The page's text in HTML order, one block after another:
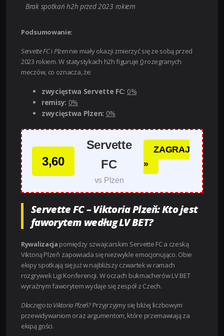
Brak spotkań h2h przed 2023 rokiem
Podsumowanie:
Servette FCi Plzennie miały okazji zmierzyć się ze sobą przed
2023 rokiem. W statystykach h2h figuruje 0rozegranych
meczów, co oznacza, że:
zwycięstwa Servette FC: 0%
remisy: 0%
zwycięstwa Plzen: 0%
3,60
Servette
FC
vs Plzen
ZAGRAJ
»
Servette FC – Viktoria Plzeň: Kto jest
faworytem według LV BET?
Rywalizacja pomiędzy szwajcarskim Servette FC a czeską
Viktorią Plzeň zapowiada się niezwykle emocjonująco. Obie
ekipy spotkają się już w najbliższy czwartek w ramach
rozgrywek Ligi Konferencji. W oczach bukmacherów LV BET
wyraźnym faworytem wydaje się zespół z Czech.
Dlaczego to Viktoria Plzeň? Przyjrzyjmy się bliżej liczbowym
przewidywaniom oraz argumentom, które przemawiają za
ekipą gości.